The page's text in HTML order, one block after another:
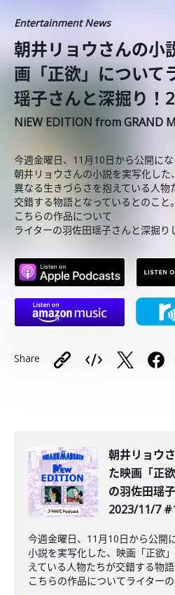
Entertainment News
朝井リョウさんの小
画「正欲」について
瑶子さんと深掘り
NiEW EDITION from GRAND
今週金曜日、11月10日から公開にな
朝井リョウさんの小説を実写化した
異なる生きづらさを抱えている人物
交錯する物語となっているとのこと。
こちらの作品について
ライターの羽佐田瑶子さんと深掘り
Share
朝井リョウ
た映画「正
の羽佐田瑶
2023/11/7
今週金曜日、11月10日から公開
小説を実写化した、映画「正欲
えている人物たちが交錯する物
こちらの作品についてライター